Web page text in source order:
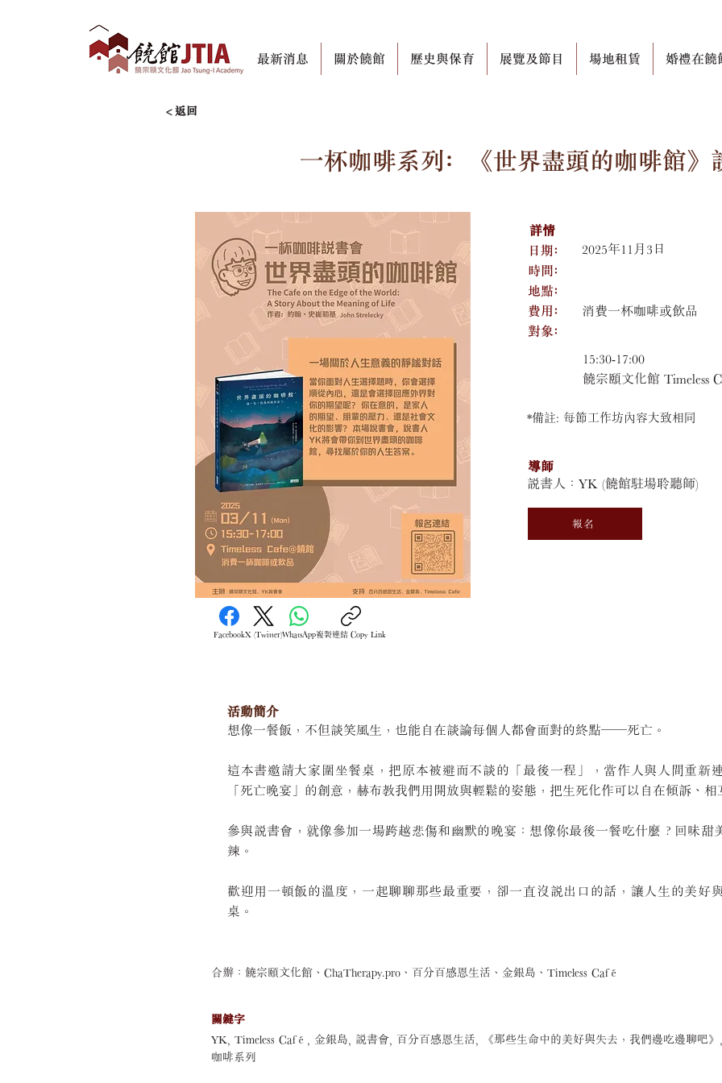
最新消息 關於饒館 歷史與保育 展覽及節目 場地租賃 婚禮在饒
< 返回
一杯咖啡系列﹕《世界盡頭的咖啡館》
消費一杯咖啡或飲品
*備註: 每節工作坊內容大致相同
導師
說書人：YK (饒館駐場聆聽師)
報名
日期﹕
​時間﹕
​地點﹕
​費用﹕
​對象﹕
2025年11月3日
15:30-17:00
饒宗頤文化館 Timeless
詳情
FacebookX (Twitter)WhatsApp複製連結 Copy Link
活動簡介
想像一餐飯，不但談笑風生，也能自在談論每個人都會面對的終點——死亡。
這本書邀請大家圍坐餐桌，把原本被避而不談的「最後一程」，當作人與人間重新
「死亡晚宴」的創意，赫布教我們用開放與輕鬆的姿態，把生死化作可以自在傾訴、
參與說書會，就像參加一場跨越悲傷和幽默的晚宴：想像你最後一餐吃什麼？回味甜
辣。
歡迎用一頓飯的溫度，一起聊聊那些最重要，卻一直沒說出口的話，讓人生的美好
桌。
合辦：饒宗頤文化館、ChaTherapy.pro、百分百感恩生活、金銀島、Timeless Café
關鍵字
YK, Timeless Café, 金銀島, 說書會, 百分百感恩生活, 《那些生命中的美好與失去，我們邊吃邊聊吧
咖啡系列